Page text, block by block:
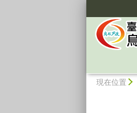
現在位置